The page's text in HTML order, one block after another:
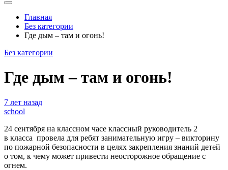
Главная
Без категории
Где дым – там и огонь!
Без категории
Где дым – там и огонь!
7 лет назад
school
24 сентября на классном часе классный руководитель 2
в класса провела для ребят занимательную игру – викторину
по пожарной безопасности в целях закрепления знаний детей
о том, к чему может привести неосторожное обращение с
огнем.